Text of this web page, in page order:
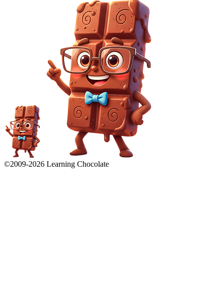
©2009-2026 Learning Chocolate